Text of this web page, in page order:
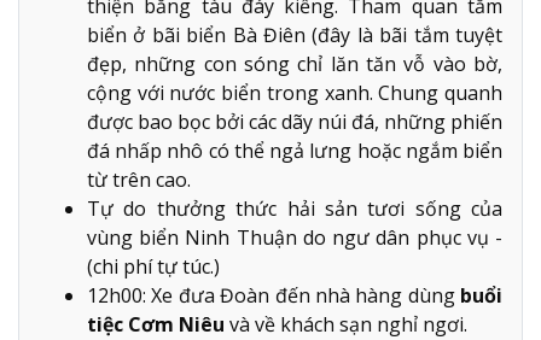
thiện bằng tàu đáy kiếng. Tham quan tắm
biển ở bãi biển Bà Điên (đây là bãi tắm tuyệt
đẹp, những con sóng chỉ lăn tăn vỗ vào bờ,
cộng với nước biển trong xanh. Chung quanh
được bao bọc bởi các dãy núi đá, những phiến
đá nhấp nhô có thể ngả lưng hoặc ngắm biển
từ trên cao.
Tự do thưởng thức hải sản tươi sống của
vùng biển Ninh Thuận do ngư dân phục vụ -
(chi phí tự túc.)
12h00: Xe đưa Đoàn đến nhà hàng dùng buổi
tiệc Cơm Niêu và về khách sạn nghỉ ngơi.